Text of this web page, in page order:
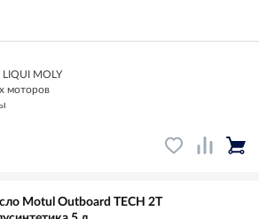
MOLY
моторов
Motul Outboard TECH 2T